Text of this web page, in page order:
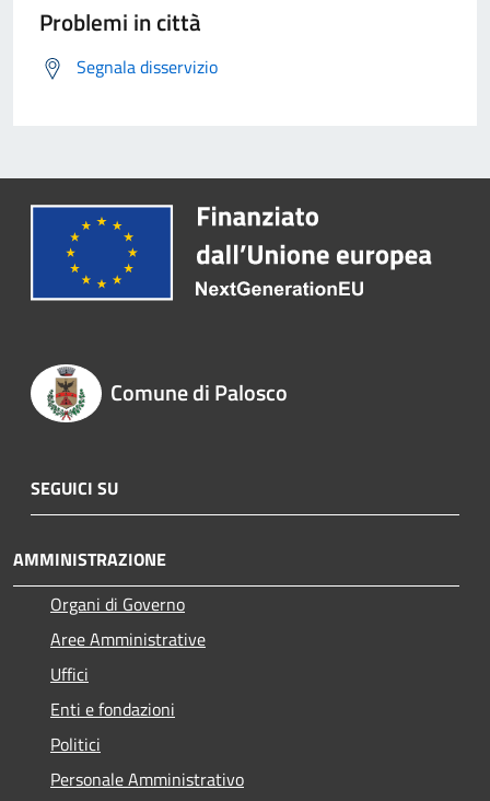
Problemi in città
Segnala disservizio
Comune di Palosco
SEGUICI SU
AMMINISTRAZIONE
Organi di Governo
Aree Amministrative
Uffici
Enti e fondazioni
Politici
Personale Amministrativo